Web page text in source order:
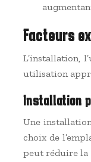
Facteurs
L’installation,
utilisation
Installation
Une
choix de
peut réduire la